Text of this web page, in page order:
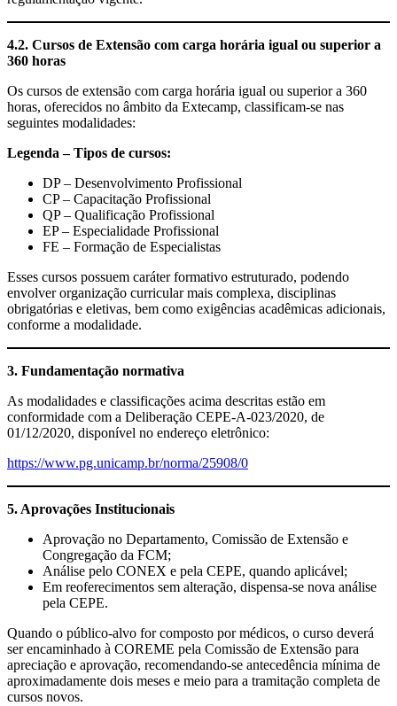
4.2. Cursos de Extensão com carga horária igual ou superior a
360 horas
Os cursos de extensão com carga horária igual ou superior a 360
horas, oferecidos no âmbito da Extecamp, classificam-se nas
seguintes modalidades:
Legenda – Tipos de cursos:
DP – Desenvolvimento Profissional
CP – Capacitação Profissional
QP – Qualificação Profissional
EP – Especialidade Profissional
FE – Formação de Especialistas
Esses cursos possuem caráter formativo estruturado, podendo
envolver organização curricular mais complexa, disciplinas
obrigatórias e eletivas, bem como exigências acadêmicas adicionais,
conforme a modalidade.
3. Fundamentação normativa
As modalidades e classificações acima descritas estão em
conformidade com a Deliberação CEPE-A-023/2020, de
01/12/2020, disponível no endereço eletrônico:
https://www.pg.unicamp.br/norma/25908/0
5. Aprovações Institucionais
Aprovação no Departamento, Comissão de Extensão e
Congregação da FCM;
Análise pelo CONEX e pela CEPE, quando aplicável;
Em reoferecimentos sem alteração, dispensa-se nova análise
pela CEPE.
Quando o público-alvo for composto por médicos, o curso deverá
ser encaminhado à COREME pela Comissão de Extensão para
apreciação e aprovação, recomendando-se antecedência mínima de
aproximadamente dois meses e meio para a tramitação completa de
cursos novos.